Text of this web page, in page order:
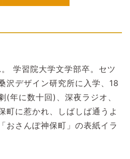
学習院大学文学部卒。セツ
沢デザイン研究所に入学、18
(年に数十回)、深夜ラジオ、
町に惹かれ、しばしば通うよ
おさんぽ神保町」の表紙イラ